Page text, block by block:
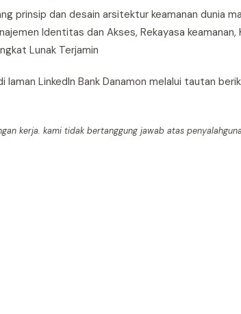
prinsip dan desain arsitektur keamanan dunia
Identitas dan Akses, Rekayasa keamanan,
Lunak Terjamin
LinkedIn Bank Danamon melalui tautan
kerja. kami tidak bertanggung jawab atas